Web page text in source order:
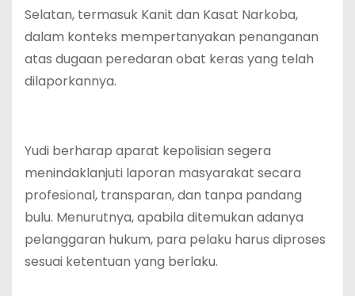
Selatan, termasuk Kanit dan Kasat Narkoba,
dalam konteks mempertanyakan penanganan
atas dugaan peredaran obat keras yang telah
dilaporkannya.
Yudi berharap aparat kepolisian segera
menindaklanjuti laporan masyarakat secara
profesional, transparan, dan tanpa pandang
bulu. Menurutnya, apabila ditemukan adanya
pelanggaran hukum, para pelaku harus diproses
sesuai ketentuan yang berlaku.